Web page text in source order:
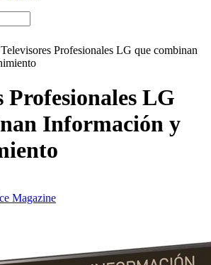
Televisores Profesionales LG que combinan
Profesionales LG
Información y
Magazine